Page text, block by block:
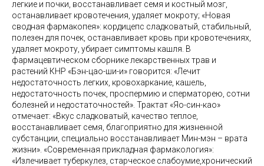
легкие и почки, восстанавливает семя и костный мозг,
останавливает кровотечения, удаляет мокроту; «Новая
сводная фармакопея»: кордицепс сладковатый, стабильный,
полезен для почек, останавливает кровь при кровотечениях,
удаляет мокроту, убирает симптомы кашля. В
фармацевтическом сборнике лекарственных трав и
растений КНР «Бэн-цао-ши-и» говорится: «Лечит
недостаточность легких, кровохаркание, кашель,
недостаточность почек, проспермию и сперматорею, сотни
болезней и недостаточностей». Трактат «Яо-син-као»
отмечает: «Вкус сладковатый, качество теплое,
восстанавливает семя, благоприятно для жизненной
субстанции, специально восстанавливает Мин-мэн – врата
жизни». «Современная прикладная фармакология»:
«Излечивает туберкулез, старческое слабоумие,хронический